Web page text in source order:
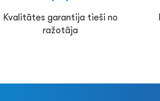
Kvalitātes garantija tieši no
ražotāja